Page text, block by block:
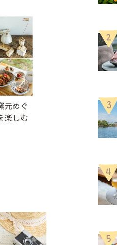
元めぐ
楽しむ
2
3
4
5